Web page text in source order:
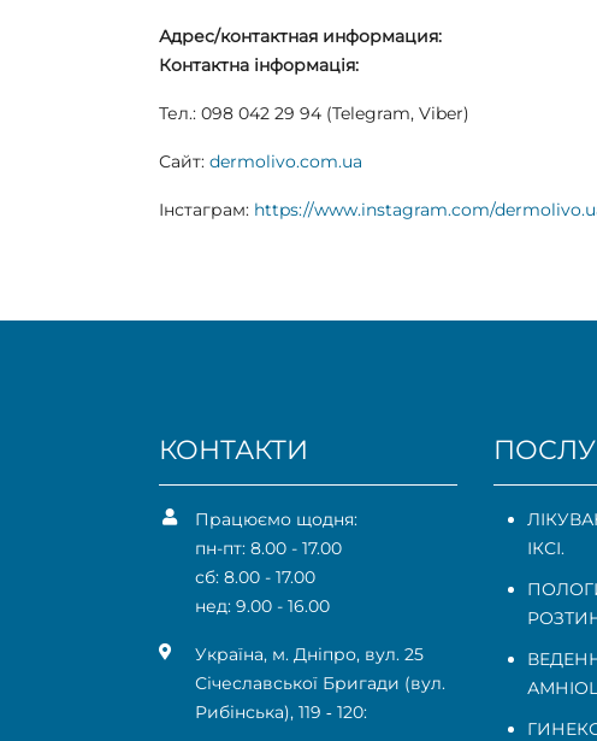
Адрес/контактная информация:
Контактна інформація:
Тел.: 098 042 29 94 (Telegram, Viber)
Сайт: dermolivo.com.ua
Інстаграм: https://www.instagram.com/
КОНТАКТИ
Працюємо щодня:
пн-пт: 8.00 - 17.00
сб: 8.00 - 17.00
нед: 9.00 - 16.00
Українa, м. Дніпро, вул. 25
Січеславської Бригади (вул.
Рибінська), 119 ‑ 120:
ІКСІ.